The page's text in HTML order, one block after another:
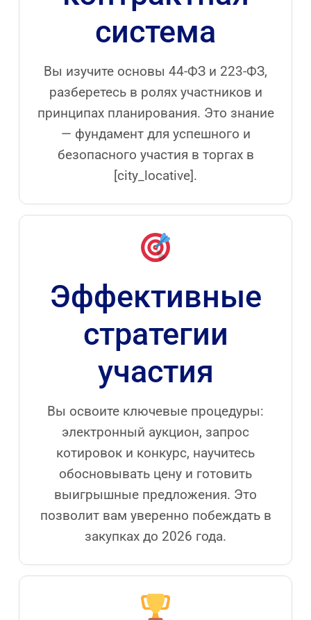
система
Вы изучите основы 44-ФЗ и 223-ФЗ,
разберетесь в ролях участников и
принципах планирования. Это знание
— фундамент для успешного и
безопасного участия в торгах в
[city_locative].
Эффективные
стратегии
участия
Вы освоите ключевые процедуры:
электронный аукцион, запрос
котировок и конкурс, научитесь
обосновывать цену и готовить
выигрышные предложения. Это
позволит вам уверенно побеждать в
закупках до 2026 года.